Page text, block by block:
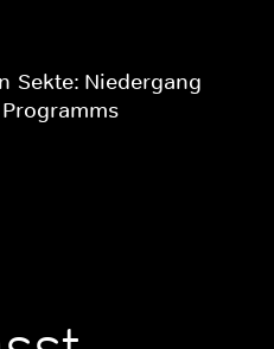
Sekte: Niedergang